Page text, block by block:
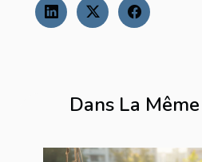
Dans La